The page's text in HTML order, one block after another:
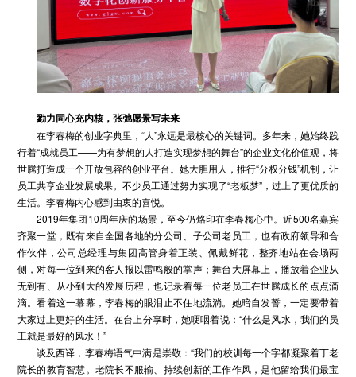
勠力同心充内核，张弛愿景写未来
在李春梅的创业字典里，“人”永远是最核心的关键词。多年来，她始终践
行着“成就员工——为有梦想的人打造实现梦想的舞台”的企业文化价值观，将
世腾打造成一个开放包容的创业平台。她大胆用人，推行“分权分钱”机制，让
员工共享企业发展成果。不少员工通过努力实现了“老板梦”，过上了更优质的
生活。李春梅内心感到由衷的喜悦。
2019年集团10周年庆的场景，至今仍烙印在李春梅心中。近500名嘉宾
齐聚一堂，既有来自全国各地的分公司、子公司老员工，也有政府领导和合
作伙伴，公司总经理与集团高管身着正装、佩戴鲜花，整齐地站在会场两
侧，对每一位到来的客人报以雷鸣般的掌声；舞台大屏幕上，播放着企业从
无到有、从小到大的发展历程，也记录着每一位老员工在世腾成长的点点滴
滴。看着这一幕幕，李春梅的眼泪止不住地流淌。她暗自发誓，一定要带着
大家过上更好的生活。在台上分享时，她哽咽着说：“什么是风水，我们的员
工就是最好的风水！”
谈及西译，李春梅语气中满是崇敬：“我们的校训每一个字都凝聚着丁老
院长的教育智慧。老院长不服输、持续创新的工作作风，是他留给我们最宝